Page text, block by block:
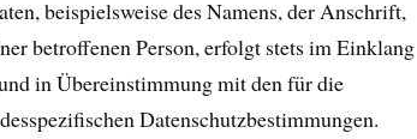
beispielsweise des Namens, der Anschrift,
betroffenen Person, erfolgt stets im Einklang
in Übereinstimmung mit den für die
Datenschutzbestimmungen.